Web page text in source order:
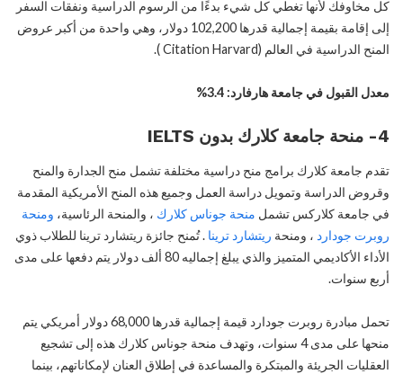
كل مخاوفك لأنها تغطي كل شيء بدءًا من الرسوم الدراسية ونفقات السفر
إلى إقامة بقيمة إجمالية قدرها 102,200 دولار، وهي واحدة من أكبر عروض
المنح الدراسية في العالم (Citation Harvard ).
معدل القبول في جامعة هارفارد: 3.4%
4- منحة جامعة كلارك بدون IELTS
تقدم جامعة كلارك برامج منح دراسية مختلفة تشمل منح الجدارة والمنح
وقروض الدراسة وتمويل دراسة العمل وجميع هذه المنح الأمريكية المقدمة
في جامعة كلاركس تشمل منحة جوناس كلارك ، والمنحة الرئاسية، ومنحة
روبرت جودارد ، ومنحة ريتشارد ترينا . تُمنح جائزة ريتشارد ترينا للطلاب ذوي
الأداء الأكاديمي المتميز والذي يبلغ إجماليه 80 ألف دولار يتم دفعها على مدى
أربع سنوات.
تحمل مبادرة روبرت جودارد قيمة إجمالية قدرها 68,000 دولار أمريكي يتم
منحها على مدى 4 سنوات، وتهدف منحة جوناس كلارك هذه إلى تشجيع
العقليات الجريئة والمبتكرة والمساعدة في إطلاق العنان لإمكاناتهم، بينما